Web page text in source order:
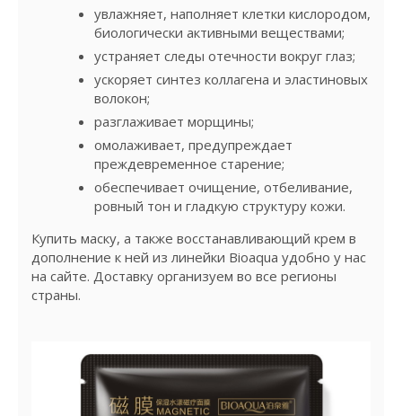
увлажняет, наполняет клетки кислородом,
биологически активными веществами;
устраняет следы отечности вокруг глаз;
ускоряет синтез коллагена и эластиновых
волокон;
разглаживает морщины;
омолаживает, предупреждает
преждевременное старение;
обеспечивает очищение, отбеливание,
ровный тон и гладкую структуру кожи.
Купить маску, а также восстанавливающий крем в
дополнение к ней из линейки Bioaqua удобно у нас
на сайте. Доставку организуем во все регионы
страны.